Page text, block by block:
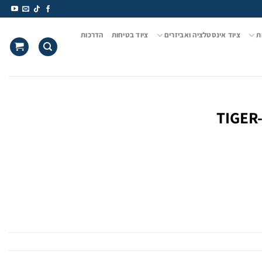
ציוד אינסטלציה ואביזרים ציוד בטיחות הדרכות